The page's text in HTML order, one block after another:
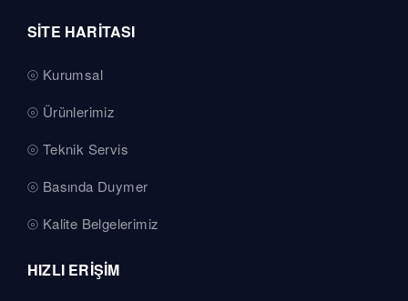
SİTE HARİTASI
Kurumsal
Ürünlerimiz
Teknik Servis
Basında Duymer
Kalite Belgelerimiz
HIZLI ERİŞİM